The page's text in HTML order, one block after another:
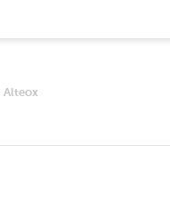
Alteox